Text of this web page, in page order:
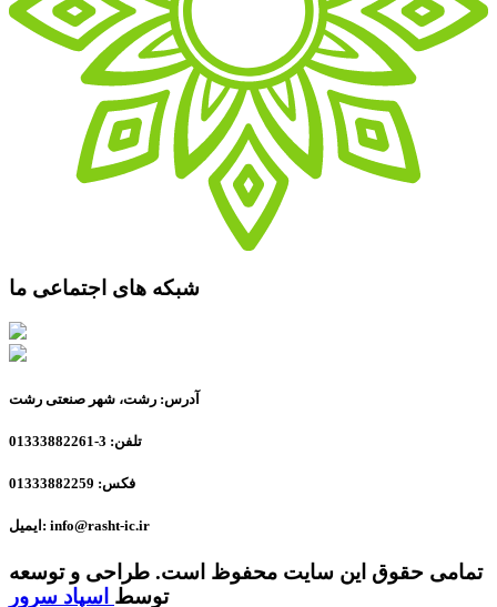
شبکه های اجتماعی ما
آدرس: رشت، شهر صنعتی رشت
تلفن: 3-01333882261
فکس: 01333882259
ایمیل: info@rasht-ic.ir
تمامی حقوق این سایت محفوظ است. طراحی و توسعه
توسط اسپاد سرور